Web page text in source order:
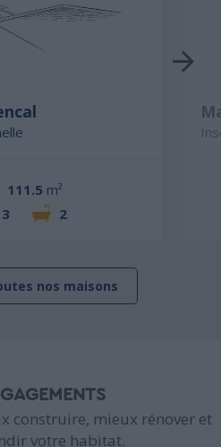
111.5 m²
3
2
nos maisons
construire, mieux rénover et
votre habitat.